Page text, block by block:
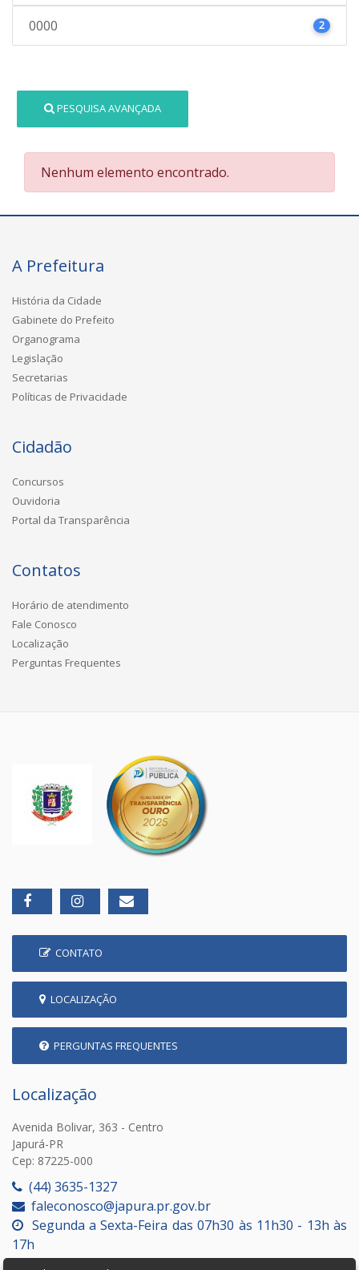
0000 2
PESQUISA AVANÇADA
Nenhum elemento encontrado.
A Prefeitura
História da Cidade
Gabinete do Prefeito
Organograma
Legislação
Secretarias
Políticas de Privacidade
Cidadão
Concursos
Ouvidoria
Portal da Transparência
Contatos
Horário de atendimento
Fale Conosco
Localização
Perguntas Frequentes
CONTATO
LOCALIZAÇÃO
PERGUNTAS FREQUENTES
Localização
Avenida Bolivar, 363 - Centro
Japurá-PR
Cep: 87225-000
(44) 3635-1327
faleconosco@japura.pr.gov.br
Segunda a Sexta-Feira das 07h30 às 11h30 - 13h às
17h